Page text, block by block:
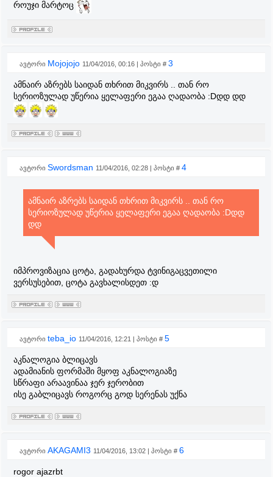
როუჯი მარტოც
ავტორი Mojojojo 11/04/2016, 00:16 | პოსტი # 3
ამნაირ აზრებს საიდან თხრით მიკვირს .. თან რო
სერიოზულად უწერია ყელაფერი ეგაა ღადაობა :Dდდ დდ
ავტორი Swordsman 11/04/2016, 02:28 | პოსტი # 4
ამნაირ აზრებს საიდან თხრით მიკვირს .. თან რო
სერიოზულად უწერია ყელაფერი ეგაა ღადაობა :Dდდ
დდ
იმპროვიზაცია ცოტა, გადახურდა ტვინიგაცვეთილი
ვერსუსებით, ცოტა გავხალისდეთ :დ
ავტორი teba_io 11/04/2016, 12:21 | პოსტი # 5
აკნალოგია ბლიცავს
ადამიანის ფორმაში მყოფ აკნალოგიაზე
სწრაფი არაავინაა ჯერ ჯერობით
ისე გაბლიცავს როგორც გოდ სერენას უქნა
ავტორი AKAGAMI3 11/04/2016, 13:02 | პოსტი # 6
rogor ajazrbt